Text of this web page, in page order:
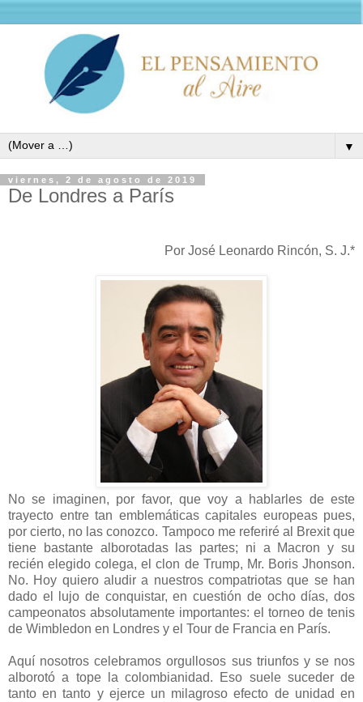
▼
viernes, 2 de agosto de 2019
De Londres a París
Por José Leonardo Rincón, S. J.*
No se imaginen, por favor, que voy a hablarles de este
trayecto entre tan emblemáticas capitales europeas pues,
por cierto, no las conozco. Tampoco me referiré al Brexit que
tiene bastante alborotadas las partes; ni a Macron y su
recién elegido colega, el clon de Trump, Mr. Boris Jhonson.
No. Hoy quiero aludir a nuestros compatriotas que se han
dado el lujo de conquistar, en cuestión de ocho días, dos
campeonatos absolutamente importantes: el torneo de tenis
de Wimbledon en Londres y el Tour de Francia en París.
Aquí nosotros celebramos orgullosos sus triunfos y se nos
alborotó a tope la colombianidad. Eso suele suceder de
tanto en tanto y ejerce un milagroso efecto de unidad en